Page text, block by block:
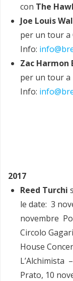
con The
Joe Louis
per un tour a
Info:
Zac Harmon
per un tour a
Info:
2017
Reed Turchi
le date: 3
novembre
Circolo
House
L’Alchimista
Prato, 10